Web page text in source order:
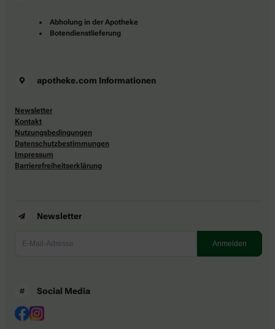
Abholung in der Apotheke
Botendienstlieferung
apotheke.com Informationen
Newsletter
Kontakt
Nutzungsbedingungen
Datenschutzbestimmungen
Impressum
Barrierefreiheitserklärung
Newsletter
Social Media